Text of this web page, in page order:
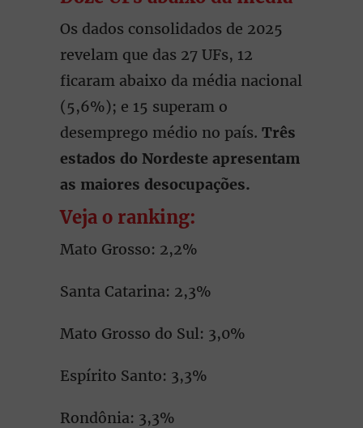
Os dados consolidados de 2025
revelam que das 27 UFs, 12
ficaram abaixo da média nacional
(5,6%); e 15 superam o
desemprego médio no país. Três
estados do Nordeste apresentam
as maiores desocupações.
Veja o ranking:
Mato Grosso: 2,2%
Santa Catarina: 2,3%
Mato Grosso do Sul: 3,0%
Espírito Santo: 3,3%
Rondônia: 3,3%